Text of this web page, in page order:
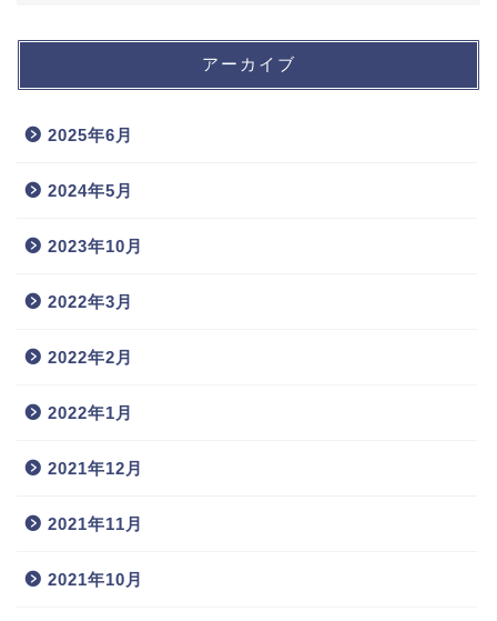
アーカイブ
2025年6月
2024年5月
2023年10月
2022年3月
2022年2月
2022年1月
2021年12月
2021年11月
2021年10月